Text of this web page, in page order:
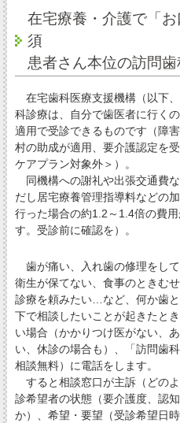
在宅療養・介護で「
須
患者さん本位の訪問
在宅歯科医療支援機構（以下
科診療は、自分で歯医者に行く
適用で受診できるものです（障
村の助成が適用、要介護認定を
ケアプラン対象外＞）。
同機構への謝礼や出張交通費
だし居宅療養管理指導料などの
行った場合の約1.2～1.4倍の費
す。受診前に確認を）。
歯が痛い、入れ歯の修理をし
衛生が保てない、食事のときむ
診療を頼みたい…など、何か歯
下で相談したいことが起きたと
い場合（かかりつけ医がない、
い、休診の場合も）、「訪問歯
相談無料）に電話をします。
すると相談窓口が主訴（どの
診希望者の状態（要介護度、認
か）、希望・要望（受診希望日